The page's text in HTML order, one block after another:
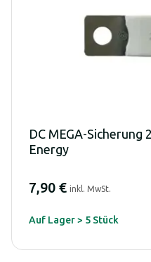
DC MEGA-
Energy
7,90 € inkl. MwSt.
Auf Lager > 5 Stück